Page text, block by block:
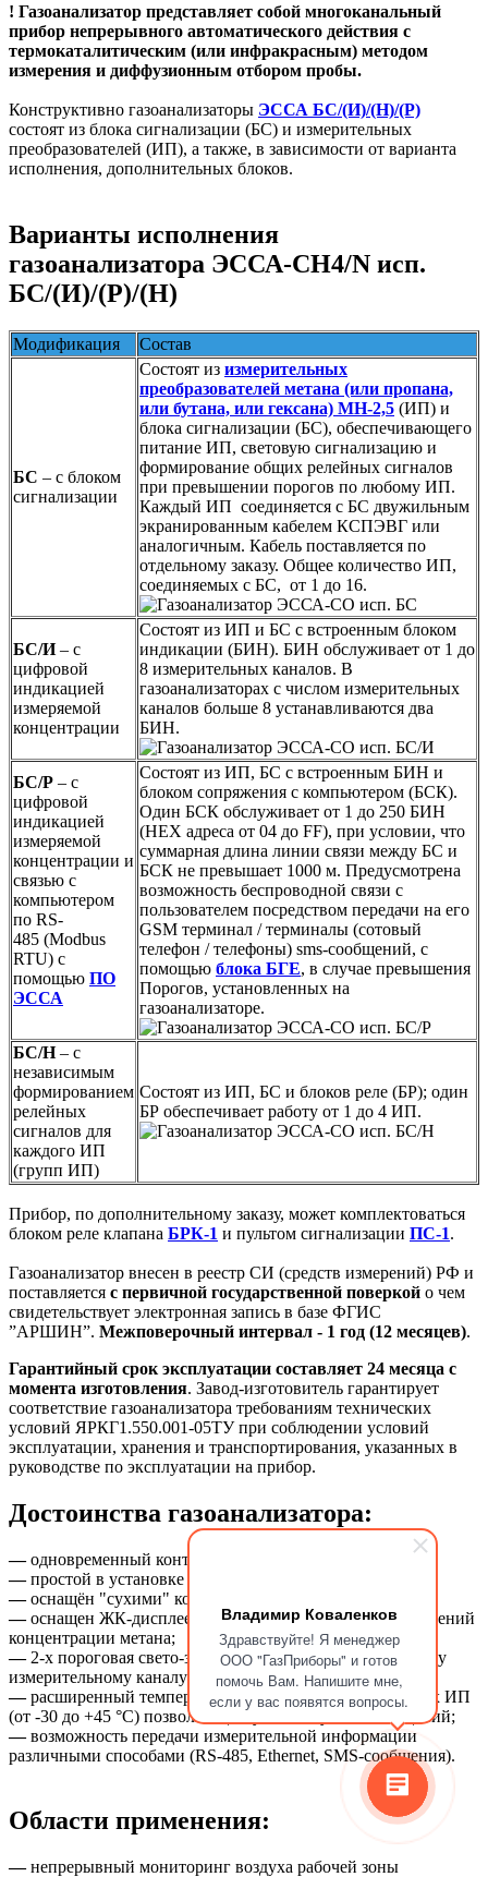
Владимир Коваленков
Здравствуйте! Я менеджер
ООО "ГазПриборы" и готов
помочь Вам. Напишите мне,
если у вас появятся вопросы.
! Газоанализатор представляет собой многоканальный
прибор непрерывного автоматического действия с
термокаталитическим (или инфракрасным) методом
измерения и диффузионным отбором пробы.
Конструктивно газоанализаторы ЭССА БС/(И)/(Н)/(Р)
состоят из блока сигнализации (БС) и измерительных
преобразователей (ИП), а также, в зависимости от варианта
исполнения, дополнительных блоков.
Варианты исполнения
газоанализатора ЭССА-СН4/N исп.
БС/(И)/(Р)/(Н)
Модификация Состав
БС – с блоком
сигнализации
Состоят из измерительных
преобразователей метана (или пропана,
или бутана, или гексана) МН-2,5 (ИП) и
блока сигнализации (БС), обеспечивающего
питание ИП, световую сигнализацию и
формирование общих релейных сигналов
при превышении порогов по любому ИП.
Каждый ИП соединяется с БС двужильным
экранированным кабелем КСПЭВГ или
аналогичным. Кабель поставляется по
отдельному заказу. Общее количество ИП,
соединяемых с БС, от 1 до 16.
БС/И– с
цифровой
индикацией
измеряемой
концентрации
Состоят из ИП и БС с встроенным блоком
индикации (БИН). БИН обслуживает от 1 до
8 измерительных каналов. В
газоанализаторах с числом измерительных
каналов больше 8 устанавливаются два
БИН.
БС/Р – с
цифровой
индикацией
измеряемой
концентрации и
связью с
компьютером
по RS-
485 (Modbus
RTU) с
помощью ПО
ЭССА
Состоят из ИП, БС с встроенным БИН и
блоком сопряжения с компьютером (БСК).
Один БСК обслуживает от 1 до 250 БИН
(HEX адреса от 04 до FF), при условии, что
суммарная длина линии связи между БС и
БСК не превышает 1000 м. Предусмотрена
возможность беспроводной связи с
пользователем посредством передачи на его
GSM терминал / терминалы (сотовый
телефон / телефоны) sms-сообщений, с
помощью блока БГЕ, в случае превышения
Порогов, установленных на
газоанализаторе.
БС/Н– с
независимым
формированием
релейных
сигналов для
каждого ИП
(групп ИП)
Состоят из ИП, БС и блоков реле (БР); один
БР обеспечивает работу от 1 до 4 ИП.
Прибор, по дополнительному заказу, может комплектоваться
блоком реле клапана БРК-1 и пультом сигнализации ПС-1.
Газоанализатор внесен в реестр СИ (средств измерений) РФ и
поставляется с первичной государственной поверкой о чем
свидетельствует электронная запись в базе ФГИС
”АРШИН”. Межповерочный интервал - 1 год (12 месяцев).
Гарантийный срок эксплуатации составляет 24 месяца с
момента изготовления. Завод-изготовитель гарантирует
соответствие газоанализатора требованиям технических
условий ЯРКГ1.550.001-05ТУ при соблюдении условий
эксплуатации, хранения и транспортирования, указанных в
руководстве по эксплуатации на прибор.
Достоинства газоанализатора:
—одновременный контроль метана в 16-ти зонах;
—простой в установке и эксплуатации;
—оснащён "сухими" контактами реле;
—оснащен ЖК-дисплеем для отображения текущих значений
концентрации метана;
—2-х пороговая свето-звуковая сигнализация по каждому
измерительному каналу;
—расширенный температурный диапазон для выносных ИП
(от -30 до +45 °C) позволяющий установку вне помещений;
—возможность передачи измерительной информации
различными способами (RS-485, Ethernet, SMS-сообщения).
Области применения:
—непрерывный мониторинг воздуха рабочей зоны